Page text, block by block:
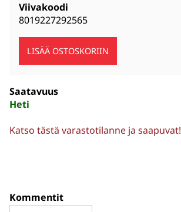
Viivakoodi
8019227292565
Saatavuus
Heti
Katso tästä varastotilanne ja saapuvat!
Kommentit